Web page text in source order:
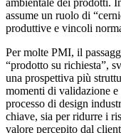
ambientale dei prodotti.
assume un ruolo di
produttive e vincoli
Per molte PMI, il
“prodotto su richiesta”,
una prospettiva più
momenti di validazione
processo di design
chiave, sia per ridurre i
valore percepito dal